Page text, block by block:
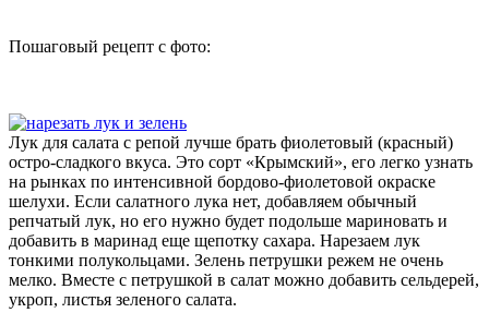
Пошаговый рецепт с фото:
Лук для салата с репой лучше брать фиолетовый (красный)
остро-сладкого вкуса. Это сорт «Крымский», его легко узнать
на рынках по интенсивной бордово-фиолетовой окраске
шелухи. Если салатного лука нет, добавляем обычный
репчатый лук, но его нужно будет подольше мариновать и
добавить в маринад еще щепотку сахара. Нарезаем лук
тонкими полукольцами. Зелень петрушки режем не очень
мелко. Вместе с петрушкой в салат можно добавить сельдерей,
укроп, листья зеленого салата.